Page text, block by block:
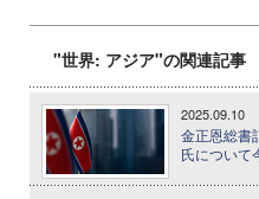
"世界: アジア"の関連記事
2025.09.10
金正恩総書
氏について